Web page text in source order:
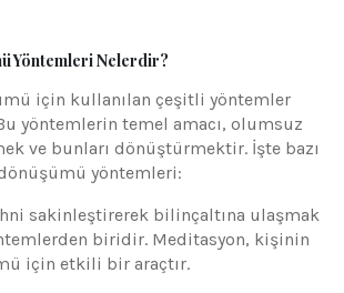
Yöntemleri Nelerdir?
için kullanılan çeşitli yöntemler
yöntemlerin temel amacı, olumsuz
ve bunları dönüştürmektir. İşte bazı
yöntemleri:
sakinleştirerek bilinçaltına ulaşmak
biridir. Meditasyon, kişinin
için etkili bir araçtır.